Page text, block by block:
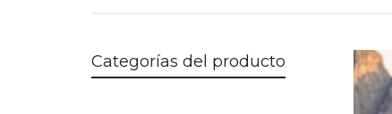
Categorías del producto